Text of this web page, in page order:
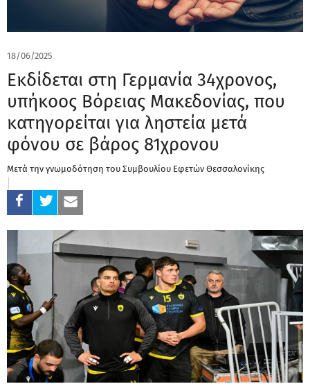
18/06/2025
Εκδίδεται στη Γερμανία 34χρονος,
υπήκοος Βόρειας Μακεδονίας, που
κατηγορείται για ληστεία μετά
φόνου σε βάρος 81χρονου
Μετά την γνωμοδότηση του Συμβουλίου Εφετών Θεσσαλονίκης